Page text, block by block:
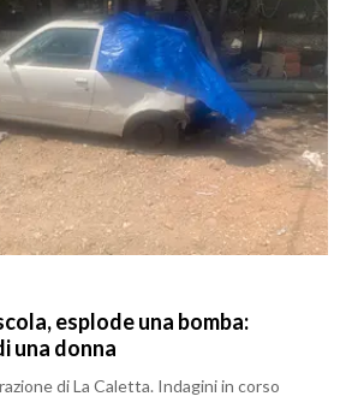
esplode una bomba:
una donna
di La Caletta. Indagini in corso